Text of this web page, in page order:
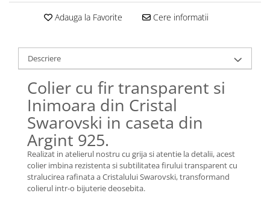
Lănțișoare cu Pietre Naturale
COLIERE CU PERLE
Coliere cu Perle Preciosa
COLIERE ȘNUR REGLABIL
Coliere cu Inimioare
Coliere cu Cruce
Coliere cu Stea
Coliere cu Soare
Coliere cu Semilună
Adauga la Favorite Cere informatii
Descriere
Colier cu fir transparent si
Inimoara din Cristal
Swarovski in caseta din
Argint 925.
Realizat in atelierul nostru cu grija si atentie la detalii, acest
colier imbina rezistenta si subtilitatea firului transparent cu
stralucirea rafinata a Cristalului Swarovski, transformand
colierul intr-o bijuterie deosebita.